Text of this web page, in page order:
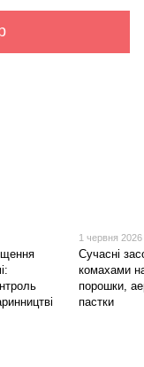
1 червня 2026
Сучасні
комахами
порошки,
пастки